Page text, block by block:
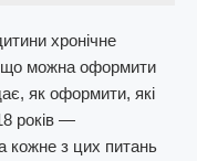
хронічне
що можна оформити
як оформити, які
років —
кожне з цих питань